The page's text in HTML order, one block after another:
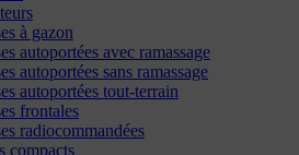
à gazon
autoportées avec ramassage
autoportées sans ramassage
autoportées tout-terrain
frontales
radiocommandées
compacts